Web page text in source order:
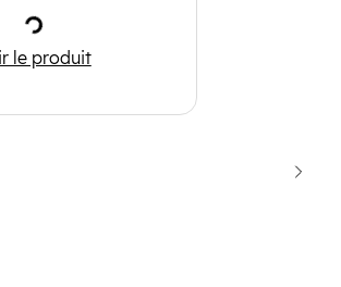
Chargement
le produit
6 livres accordéons - Wapiti Collector